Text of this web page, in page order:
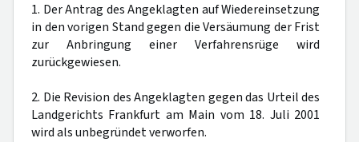
1. Der Antrag des Angeklagten auf Wiedereinsetzung
in den vorigen Stand gegen die Versäumung der Frist
zur Anbringung einer Verfahrensrüge wird
zurückgewiesen.
2. Die Revision des Angeklagten gegen das Urteil des
Landgerichts Frankfurt am Main vom 18. Juli 2001
wird als unbegründet verworfen.